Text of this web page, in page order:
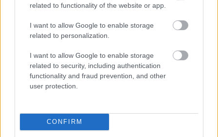
related to functionality of the website or app.
I want to allow Google to enable storage
related to personalization.
I want to allow Google to enable storage
related to security, including authentication
functionality and fraud prevention, and other
user protection.
CONFIRM
lélekölő, kilátástalannak tűnő szélmalomharcot ír le,
majd az aprólékos ábrázolását a tulajdonképpeni
rajtaütés hibátlanul megkoreografált epizódjával
zárja le. A felszín alatt azonban végig ott vibrál a
virtualizálódó világ ijesztő sterilitása, illetve a hősnő
személyes drámája is: aZero Dark Thirty
ezért
nemcsakA bombák földjénegy kiérleltebb és
bölcsebb női párdarabja, de a terrorizmus elleni
harc eddigi legfontosabb mozgóképes lenyomata is